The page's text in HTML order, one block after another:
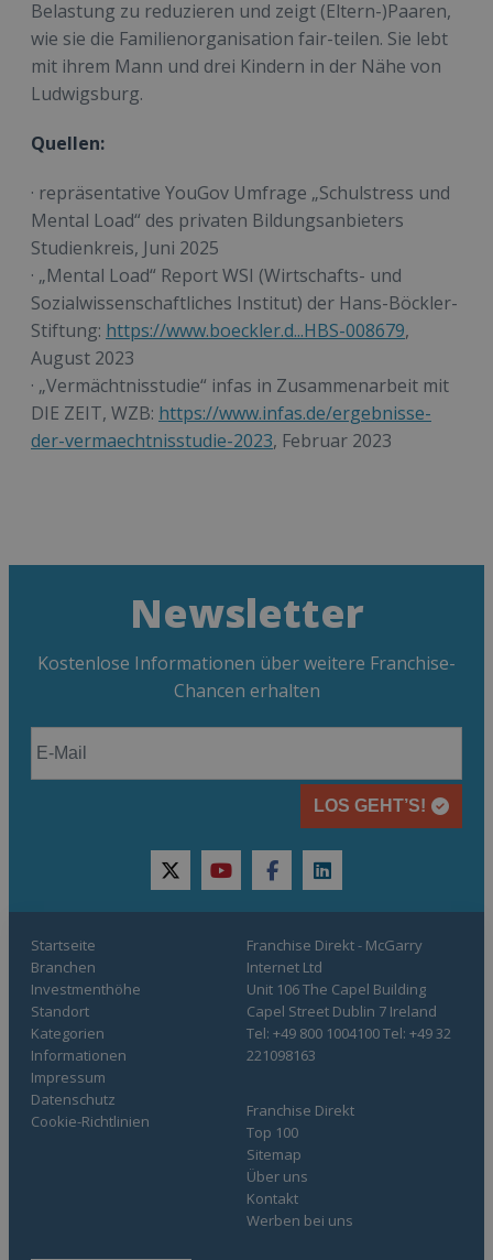
Belastung zu reduzieren und zeigt (Eltern-)Paaren,
wie sie die Familienorganisation fair-teilen. Sie lebt
mit ihrem Mann und drei Kindern in der Nähe von
Ludwigsburg.
Quellen:
· repräsentative YouGov Umfrage „Schulstress und
Mental Load“ des privaten Bildungsanbieters
Studienkreis, Juni 2025
· „Mental Load“ Report WSI (Wirtschafts- und
Sozialwissenschaftliches Institut) der Hans-Böckler-
Stiftung: https://www.boeckler.d...HBS-008679,
August 2023
· „Vermächtnisstudie“ infas in Zusammenarbeit mit
DIE ZEIT, WZB: https://www.infas.de/ergebnisse-
der-vermaechtnisstudie-2023, Februar 2023
Newsletter
Kostenlose Informationen über weitere Franchise-
Chancen erhalten
LOS GEHT’S!
twitteryoutubefacebooklinkedin
Startseite
Branchen
Investmenthöhe
Standort
Kategorien
Informationen
Franchise Direkt
Top 100
Sitemap
Über uns
Kontakt
Werben bei uns
Impressum
Datenschutz
Cookie-Richtlinien
Franchise Direkt - McGarry
Internet Ltd
Unit 106 The Capel Building
Capel Street Dublin 7 Ireland
Tel: +49 800 1004100 Tel: +49 32
221098163